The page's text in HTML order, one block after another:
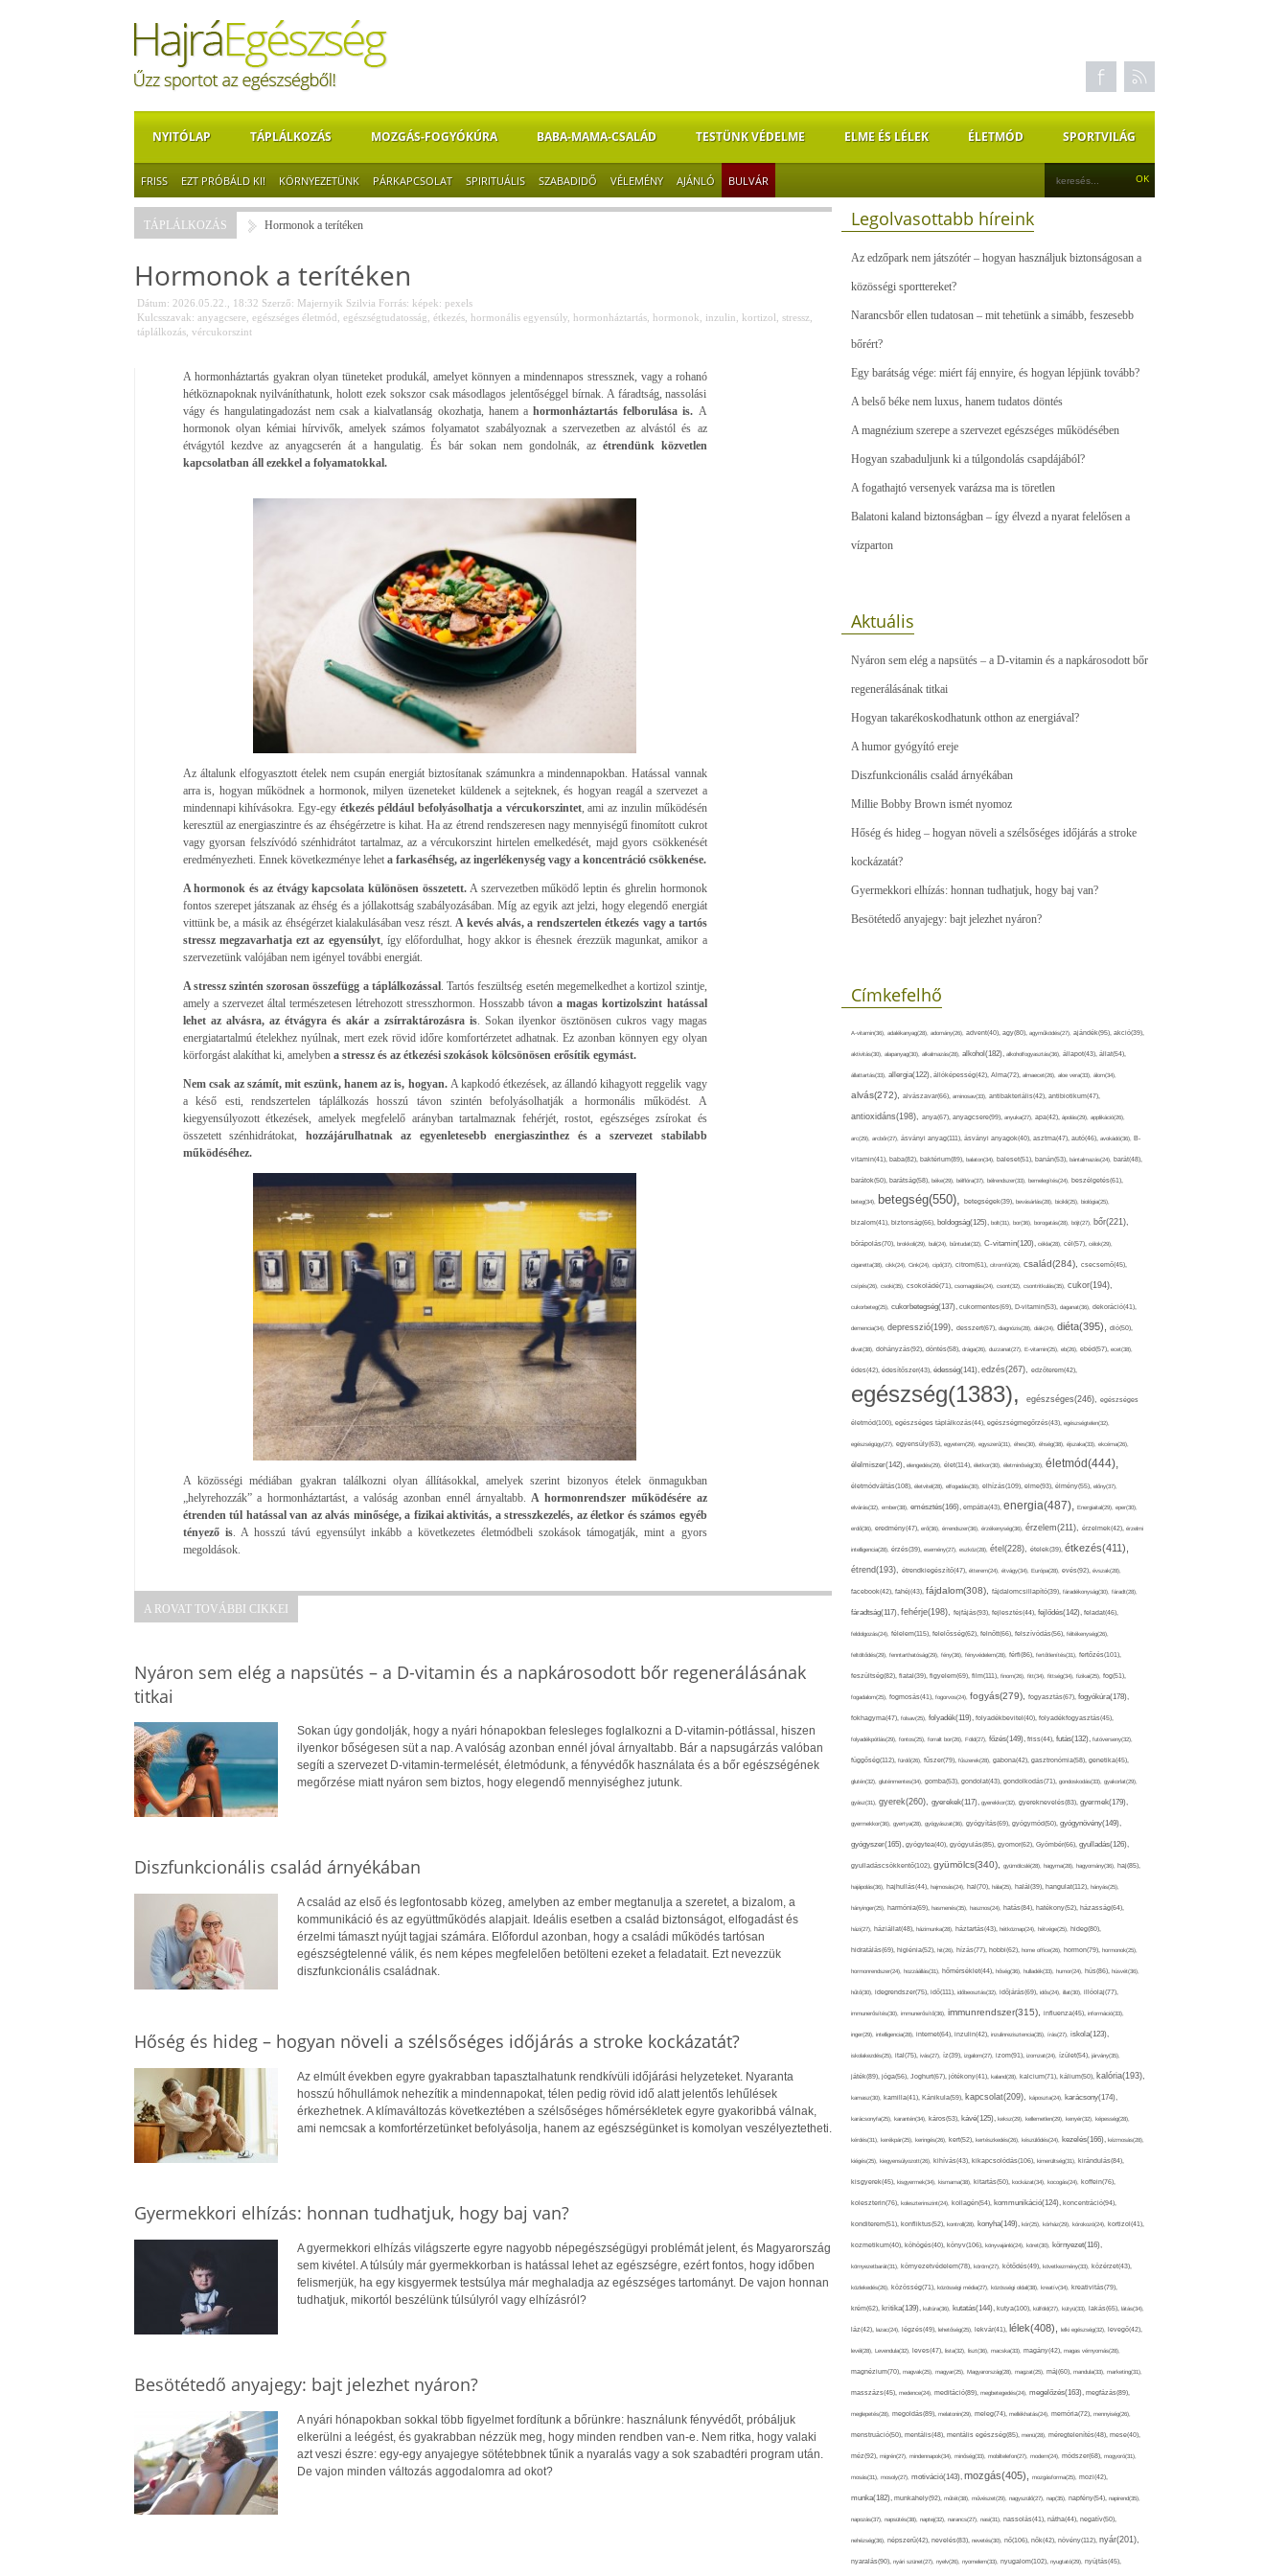
NYITÓLAP TÁPLÁLKOZÁS MOZGÁS-FOGYÓKÚRA BABA-MAMA-CSALÁD TESTÜNK VÉDELME ELME ÉS LÉLEK ÉLETMÓD SPORTVILÁG
FRISS EZT PRÓBÁLD KI! KÖRNYEZETÜNK PÁRKAPCSOLAT SPIRITUÁLIS SZABADIDŐ VÉLEMÉNY AJÁNLÓ BULVÁR
TÁPLÁLKOZÁS Hormonok a terítéken
Hormonok a terítéken
Dátum: 2026.05.22., 18:32 Szerző: Majernyik Szilvia Forrás: képek: pexels
Kulcsszavak: anyagcsere, egészséges életmód egészségtudatosság étkezés, hormonális egyensúly, hormonháztartás, hormonok inzulin kortizol stressz
táplálkozás, vércukorszint
A hormonháztartás gyakran olyan tüneteket produkál, amelyet könnyen a mindennapos stressznek, vagy a rohanó
hétköznapoknak nyilváníthatunk, holott ezek sokszor csak másodlagos jelentőséggel bírnak. A fáradtság, nassolási
vágy és hangulatingadozást nem csak a kialvatlanság okozhatja, hanem ahormonháztartás felborulása is. A
hormonok olyan kémiai hírvivők, amelyek számos folyamatot szabályoznak a szervezetben az alvástól és az
étvágytól kezdve az anyagcserén át a hangulatig. És bár sokan nem gondolnák, azétrendünk közvetlen
kapcsolatban áll ezekkel a folyamatokkal.
Az általunk elfogyasztott ételek nem csupán energiát biztosítanak számunkra a mindennapokban. Hatással vannak
arra is, hogyan működnek a hormonok, milyen üzeneteket küldenek a sejteknek, és hogyan reagál a szervezet a
mindennapi kihívásokra. Egy-egy étkezés például befolyásolhatja a vércukorszintet, ami az inzulin működésén
keresztül az energiaszintre és az éhségérzetre is kihat. Ha az étrend rendszeresen nagy mennyiségű finomított cukrot
vagy gyorsan felszívódó szénhidrátot tartalmaz, az a vércukorszint hirtelen emelkedését, majd gyors csökkenését
eredményezheti. Ennek következménye leheta farkaséhség, az ingerlékenység vagy a koncentráció csökkenése.
A hormonok és az étvágy kapcsolata különösen összetett. A szervezetben működő leptin és ghrelin hormonok
fontos szerepet játszanak az éhség és a jóllakottság szabályozásában. Míg az egyik azt jelzi, hogy elegendő energiát
vittünk be, a másik az éhségérzet kialakulásában vesz részt. A kevés alvás, a rendszertelen étkezés vagy a tartós
stressz megzavarhatja ezt az egyensúlyt, így előfordulhat, hogy akkor is éhesnek érezzük magunkat, amikor a
szervezetünk valójában nem igényel további energiát.
A stressz szintén szorosan összefügg a táplálkozással. Tartós feszültség esetén megemelkedhet a kortizol szintje,
amely a szervezet által természetesen létrehozott stresszhormon. Hosszabb távona magas kortizolszint hatással
lehet az alvásra, az étvágyra és akár a zsírraktározásra is. Sokan ilyenkor ösztönösen cukros vagy magas
energiatartalmú ételekhez nyúlnak, mert ezek rövid időre komfortérzetet adhatnak. Ez azonban könnyen egy olyan
körforgást alakíthat ki, amelyben a stressz és az étkezési szokások kölcsönösen erősítik egymást.
Nem csak az számít, mit eszünk, hanem az is, hogyan. A kapkodó étkezések, az állandó kihagyott reggelik vagy
a késő esti, rendszertelen táplálkozás hosszú távon szintén befolyásolhatják a hormonális működést. A
kiegyensúlyozott étkezések, amelyek megfelelő arányban tartalmaznak fehérjét, rostot, egészséges zsírokat és
összetett szénhidrátokat, hozzájárulhatnak az egyenletesebb energiaszinthez és a szervezet stabilabb
működéséhez.
A közösségi médiában gyakran találkozni olyan állításokkal, amelyek szerint bizonyos ételek önmagukban
„helyrehozzák” a hormonháztartást, a valóság azonban ennél árnyaltabb. A hormonrendszer működésére az
étrenden túl hatással van az alvás minősége, a fizikai aktivitás, a stresszkezelés, az életkor és számos egyéb
tényező is. A hosszú távú egyensúlyt inkább a következetes életmódbeli szokások támogatják, mint a gyors
megoldások.
A ROVAT TOVÁBBI CIKKEI
Nyáron sem elég a napsütés – a D-vitamin és a napkárosodott bőr regenerálásának
titkai
Sokan úgy gondolják, hogy a nyári hónapokban felesleges foglalkozni a D-vitamin-pótlással, hiszen
ilyenkor bőségesen süt a nap. A valóság azonban ennél jóval árnyaltabb. Bár a napsugárzás valóban
segíti a szervezet D-vitamin-termelését, életmódunk, a fényvédők használata és a bőr egészségének
megőrzése miatt nyáron sem biztos, hogy elegendő mennyiséghez jutunk.
Diszfunkcionális család árnyékában
A család az első és legfontosabb közeg, amelyben az ember megtanulja a szeretet, a bizalom, a
kommunikáció és az együttműködés alapjait. Ideális esetben a család biztonságot, elfogadást és
érzelmi támaszt nyújt tagjai számára. Előfordul azonban, hogy a családi működés tartósan
egészségtelenné válik, és nem képes megfelelően betölteni ezeket a feladatait. Ezt nevezzük
diszfunkcionális családnak.
Hőség és hideg – hogyan növeli a szélsőséges időjárás a stroke kockázatát?
Az elmúlt években egyre gyakrabban tapasztalhatunk rendkívüli időjárási helyzeteket. Nyaranta
hosszú hőhullámok nehezítik a mindennapokat, télen pedig rövid idő alatt jelentős lehűlések
érkezhetnek. A klímaváltozás következtében a szélsőséges hőmérsékletek egyre gyakoribbá válnak,
ami nemcsak a komfortérzetünket befolyásolja, hanem az egészségünket is komolyan veszélyeztetheti.
Gyermekkori elhízás: honnan tudhatjuk, hogy baj van?
A gyermekkori elhízás világszerte egyre nagyobb népegészségügyi problémát jelent, és Magyarország
sem kivétel. A túlsúly már gyermekkorban is hatással lehet az egészségre, ezért fontos, hogy időben
felismerjük, ha egy kisgyermek testsúlya már meghaladja az egészséges tartományt. De vajon honnan
tudhatjuk, mikortól beszélünk túlsúlyról vagy elhízásról?
Besötétedő anyajegy: bajt jelezhet nyáron?
A nyári hónapokban sokkal több figyelmet fordítunk a bőrünkre: használunk fényvédőt, próbáljuk
elkerülni a leégést, és gyakrabban nézzük meg, hogy minden rendben van-e. Nem ritka, hogy valaki
azt veszi észre: egy-egy anyajegye sötétebbnek tűnik a nyaralás vagy a sok szabadtéri program után.
De vajon minden változás aggodalomra ad okot?
Legolvasottabb híreink
Az edzőpark nem játszótér – hogyan használjuk biztonságosan a
közösségi sporttereket?
Narancsbőr ellen tudatosan – mit tehetünk a simább, feszesebb
bőrért?
Egy barátság vége: miért fáj ennyire, és hogyan lépjünk tovább?
A belső béke nem luxus, hanem tudatos döntés
A magnézium szerepe a szervezet egészséges működésében
Hogyan szabaduljunk ki a túlgondolás csapdájából?
A fogathajtó versenyek varázsa ma is töretlen
Balatoni kaland biztonságban – így élvezd a nyarat felelősen a
vízparton
Aktuális
Nyáron sem elég a napsütés – a D-vitamin és a napkárosodott bőr
regenerálásának titkai
Hogyan takarékoskodhatunk otthon az energiával?
A humor gyógyító ereje
Diszfunkcionális család árnyékában
Millie Bobby Brown ismét nyomoz
Hőség és hideg – hogyan növeli a szélsőséges időjárás a stroke
kockázatát?
Gyermekkori elhízás: honnan tudhatjuk, hogy baj van?
Besötétedő anyajegy: bajt jelezhet nyáron?
Címkefelhő
A-vitamin(36), adalékanyag(28), adomány(26), advent(40), agy(80), agyműködés(27), ajándék(95), akció(39),
aktivitás(30), alapanyag(30), alkalmazás(28), alkohol(182), alkoholfogyasztás(36), állapot(43), állat(54),
állattartás(33), allergia(122), állóképesség(42), Alma(72), almaecet(26), aloe vera(33), álom(34),
alvás(272), alvászavar(66), aminosav(33), antibakteriális(42), antibiotikum(47),
antioxidáns(198), anya(67), anyagcsere(99), anyuka(27), apa(42), ápolás(29), applikáció(26),
arc(29), arcbőr(27), ásványi anyag(111), ásványi anyagok(40), asztma(47), autó(46), avokádó(36), B-
vitamin(41), baba(82), baktérium(89), balaton(34), baleset(51), banán(53), bántalmazás(24), barát(48),
barátok(50), barátság(58), béke(29), bélflóra(37), bélrendszer(33), bemelegítés(24), beszélgetés(61),
beteg(34), betegség(550), betegségek(39), bevásárlás(28), bicikli(25), biológia(25),
bizalom(41), biztonság(66), boldogság(125), bolt(31), bor(36), borogatás(28), böjt(27), bőr(221),
bőrápolás(70), brokkoli(29), buli(24), bűntudat(32), C-vitamin(120), cékla(28), cél(57), célok(29),
cigaretta(38), cikk(24), Cink(24), cipő(37), citrom(61), citromfű(26), család(284), csecsemő(45),
csípés(26), csoki(35), csokoládé(71), csomagolás(24), csont(32), csontritkulás(35), cukor(194),
cukorbeteg(25), cukorbetegség(137), cukormentes(69), D-vitamin(53), daganat(36), dekoráció(41),
demencia(34), depresszió(199), desszert(67), diagnózis(28), diák(24), diéta(395), dió(50),
divat(38), dohányzás(92), döntés(58), drága(26), duzzanat(27), E-vitamin(25), eb(26), ebéd(57), ecet(38),
édes(42), édesítőszer(43), édesség(141), edzés(267), edzőterem(42),
egészség(1383), egészséges(246), egészséges
életmód(100), egészséges táplálkozás(44), egészségmegőrzés(43), egészségtelen(32),
egészségügy(27), egyensúly(63), egyetem(29), egyszerű(31), éhes(30), éhség(38), éjszaka(33), ekcéma(26),
élelmiszer(142), elengedés(29), élet(114), életkor(30), életminőség(30), életmód(444),
életmódváltás(108), életvitel(28), elfogadás(30), elhízás(109), elme(93), élmény(55), előny(37),
elvárás(32), ember(38), emésztés(166), empátia(43), energia(487), Energiaital(29), eper(30),
erdő(36), eredmény(47), erő(36), érrendszer(36), érzékenység(36), érzelem(211), érzelmek(42), érzelmi
intelligencia(28), érzés(39), esemény(27), eszköz(28), étel(228), ételek(39), étkezés(411),
étrend(193), étrendkiegészítő(47), étterem(24), étvágy(34), Európa(28), evés(92), évszak(28),
facebook(42), fahéj(43), fájdalom(308), fájdalomcsillapító(39), fáradékonyság(30), fáradt(28),
fáradtság(117), fehérje(198), fejfájás(93), fejlesztés(44), fejlődés(142), feladat(46),
feldolgozás(24), félelem(115), felelősség(62), felnőtt(66), felszívódás(56), féltékenység(26),
feltöltődés(29), fenntarthatóság(29), fény(36), fényvédelem(28), férfi(86), fertőtlenítés(31), fertőzés(101),
feszültség(82), fiatal(39), figyelem(69), film(111), finom(26), fitt(34), fittség(34), fizikai(25), fog(51),
fogadalom(25), fogmosás(41), fogorvos(24), fogyás(279), fogyasztás(67), fogyókúra(178),
fokhagyma(47), folsav(25), folyadék(119), folyadékbevitel(40), folyadékfogyasztás(45),
folyadékpótlás(29), fontos(25), forralt bor(26), Föld(27), főzés(149), friss(44), futás(132), futóverseny(32),
függőség(112), fürdő(26), fűszer(79), fűszerek(28), gabona(42), gasztronómia(58), genetika(45),
glutén(32), gluténmentes(34), gomba(53), gondolat(43), gondolkodás(71), gondoskodás(33), gyakorlat(29),
gyász(31), gyerek(260), gyerekek(117), gyerekkor(32), gyereknevelés(83), gyermek(179),
gyermekkor(36), gyertya(28), gyógyászat(36), gyógyítás(69), gyógymód(50), gyógynövény(149),
gyógyszer(165), gyógytea(40), gyógyulás(85), gyomor(62), Gyömbér(66), gyulladás(126),
gyulladáscsökkentő(102), gyümölcs(340), gyümölcslé(28), hagyma(28), hagyomány(36), haj(85),
hajápolás(36), hajhullás(44), hajmosás(24), hal(70), hála(25), halál(39), hangulat(112), hányás(25),
hányinger(25), harmónia(69), hasmenés(35), hasznos(24), hatás(84), hatékony(52), házasság(64),
házi(27), háziállat(48), házimunka(28), háztartás(43), hétköznap(24), hétvége(25), hideg(80),
hidratálás(69), higiénia(52), hit(26), hízás(77), hobbi(62), home office(26), hormon(79), hormonok(25),
hormonrendszer(24), hozzáállás(31), hőmérséklet(44), hőség(36), hulladék(33), humor(24), hús(86), húsvét(36),
hűtő(30), idegrendszer(75), idő(111), időbeosztás(32), időjárás(69), idős(24), illat(30), illóolaj(77),
immunerősítés(30), immunerősítő(36), immunrendszer(315), influenza(45), információ(33),
inger(29), intelligencia(28), internet(64), inzulin(42), inzulinrezisztencia(35), írás(27), iskola(123),
iskolakezdés(25), ital(75), ivás(27), íz(39), izgalom(27), izom(91), izomzat(24), ízület(54), járvány(35),
játék(89), jóga(56), Joghurt(67), jótékony(41), kaland(28), kalcium(71), kálium(50), kalória(193),
kamasz(30), kamilla(41), Kánikula(59), kapcsolat(209), káposzta(24), karácsony(174),
karácsonyfa(25), karantén(34), káros(53), kávé(125), keksz(29), kellemetlen(29), kenyér(32), képesség(28),
kérdés(31), kerékpár(25), keringés(26), kert(52), kertészkedés(26), készülődés(24), kezelés(166), kézmosás(28),
kiégés(25), kiegyensúlyozott(26), kihívás(43), kikapcsolódás(106), kimerültség(31), kirándulás(84),
kisgyerek(45), kisgyermek(34), kismama(38), kitartás(50), kockázat(34), kocogás(24), koffein(76),
koleszterin(76), koleszterinszint(24), kollagén(54), kommunikáció(124), koncentráció(94),
konditerem(51), konfliktus(52), kontroll(28), konyha(149), kór(25), kórház(29), kórokozó(24), kortizol(41),
kozmetikum(40), köhögés(40), könyv(106), könyvajánló(24), köret(30), környezet(116),
környezetbarát(31), környezetvédelem(78), köröm(27), kötődés(49), következmény(33), közérzet(43),
közlekedés(26), közösség(71), közösségi média(27), közösségi oldal(38), kreatív(34), kreativitás(79),
krém(62), kritika(139), kultúra(36), kutatás(144), kutya(100), külföld(27), kütyü(33), lakás(65), látás(34),
láz(42), lazac(24), légzés(49), lehetőség(25), lekvár(41), lélek(408), lelki egészség(32), levegő(42),
levél(28), Levendula(32), leves(47), lista(32), liszt(36), macska(33), magány(42), magas vérnyomás(28),
magnézium(70), magvak(25), magyar(25), Magyarország(28), magzat(25), máj(60), mandula(33), marketing(31),
masszázs(45), medence(24), meditáció(89), megbetegedés(24), megelőzés(163), megfázás(89),
meglepetés(28), megoldás(89), melatonin(29), meleg(74), mellékhatás(24), memória(72), mennyiség(26),
menstruáció(50), mentális(48), mentális egészség(85), menü(28), méregtelenítés(48), mese(40),
méz(92), migrén(27), mindennapok(34), minőség(33), mobiltelefon(27), modern(24), módszer(68), mogyoró(31),
mosás(31), mosoly(27), motiváció(143), mozgás(405), mozgásforma(25), mozi(42),
munka(182), munkahely(92), műtét(38), művészet(29), nagyszülő(27), nap(35), napfény(54), napirend(35),
napozás(37), napsütés(38), naptej(32), narancs(27), nasi(31), nassolás(41), nátha(44), negatív(50),
nehézség(36), népszerű(42), nevelés(83), nevetés(30), nő(106), nők(42), növény(112), nyár(201),
nyaralás(90), nyári szünet(27), nyelv(26), nyomelem(33), nyugalom(102), nyugtató(29), nyújtás(45),